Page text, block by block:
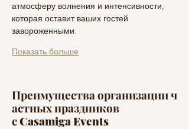
атмосферу волнения и интенсивности,
которая оставит ваших гостей
завороженными.
Показать больше
Преимуществаорганизациич
астных праздников
сCasamiga Events